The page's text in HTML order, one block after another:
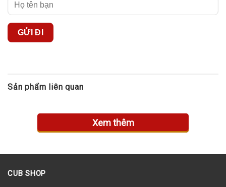
Sản phẩm liên quan
Xem thêm
CUB SHOP